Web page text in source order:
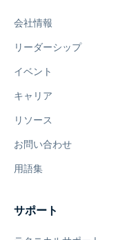
会社情報
リーダーシップ
イベント
キャリア
リソース
お問い合わせ
用語集
サポート